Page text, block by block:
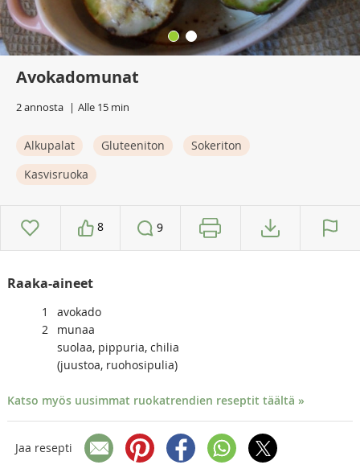
Avokadomunat
2 annosta Alle 15 min
Alkupalat Gluteeniton
Sokeriton
Kasvisruoka
8 9
Raaka-aineet
1
avokado
2
munaa
suolaa, pippuria, chilia
(juustoa, ruohosipulia)
Katso myös uusimmat ruokatrendien reseptit täältä »
Jaa resepti